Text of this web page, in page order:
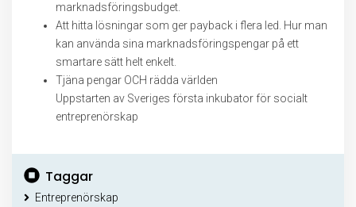
marknadsföringsbudget.
Att hitta lösningar som ger payback i flera led. Hur man
kan använda sina marknadsföringspengar på ett
smartare sätt helt enkelt.
Tjäna pengar OCH rädda världen
Uppstarten av Sveriges första inkubator för socialt
entreprenörskap
Taggar
Entreprenörskap